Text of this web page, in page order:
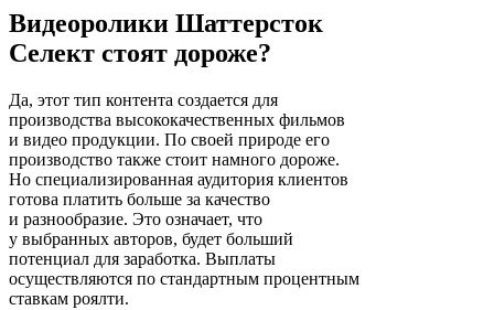
Видеоролики Шаттерсток
Селект стоят дороже?
Да, этот тип контента создается для
производства высококачественных фильмов
и видео продукции. По своей природе его
производство также стоит намного дороже.
Но специализированная аудитория клиентов
готова платить больше за качество
и разнообразие. Это означает, что
у выбранных авторов, будет больший
потенциал для заработка. Выплаты
осуществляются по стандартным процентным
ставкам роялти.